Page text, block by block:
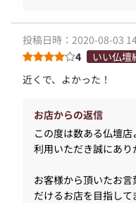
投稿日時：2020-08-03
4
いい仏壇
近くで、よかった！
お店からの返信
この度は数ある仏壇
利用いただき誠にあり
お客様から頂いたお
だけるお店を目指して